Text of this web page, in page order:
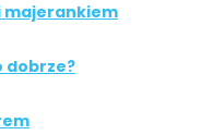
majerankiem
dobrze?